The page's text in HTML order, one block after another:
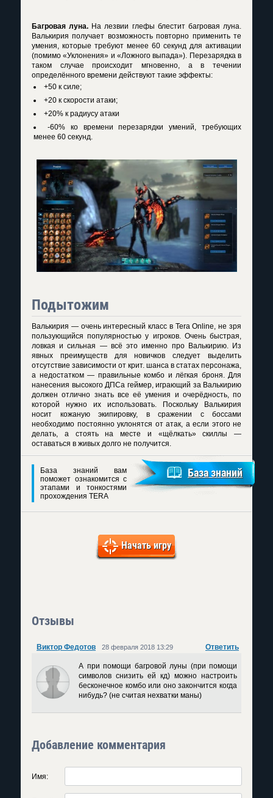
Багровая луна. На лезвии глефы блестит багровая луна.
Валькирия получает возможность повторно применить те
умения, которые требуют менее 60 секунд для активации
(помимо «Уклонения» и «Ложного выпада»). Перезарядка в
таком случае происходит мгновенно, а в течении
определённого времени действуют такие эффекты:
+50 к силе;
+20 к скорости атаки;
+20% к радиусу атаки
-60% ко времени перезарядки умений, требующих
менее 60 секунд.
Подытожим
Валькирия — очень интересный класс в Tera Online, не зря
пользующийся популярностью у игроков. Очень быстрая,
ловкая и сильная — всё это именно про Валькирию. Из
явных преимуществ для новичков следует выделить
отсутствие зависимости от крит. шанса в статах персонажа,
а недостатком — правильные комбо и лёгкая броня. Для
нанесения высокого ДПСа геймер, играющий за Валькирию
должен отлично знать все её умения и очерёдность, по
которой нужно их использовать. Поскольку Валькирия
носит кожаную экипировку, в сражении с боссами
необходимо постоянно уклонятся от атак, а если этого не
делать, а стоять на месте и «щёлкать» скиллы —
оставаться в живых долго не получится.
База знаний вам
поможет ознакомится с
этапами и тонкостями
прохождения TERA
База знаний
Начать игру
Отзывы
Виктор Федотов Ответить
28 февраля 2018 13:29
А при помощи багровой луны (при помощи
символов снизить ей кд) можно настроить
бесконечное комбо или оно закончится когда
нибудь? (не считая нехватки маны)
Добавление комментария
Имя: